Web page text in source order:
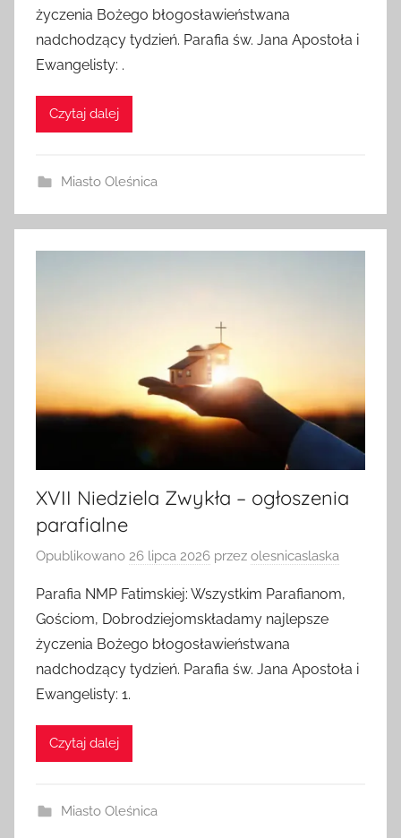
życzenia Bożego błogosławieństwana
nadchodzący tydzień. Parafia św. Jana Apostoła i
Ewangelisty: .
Czytaj dalej
Miasto Oleśnica
XVII Niedziela Zwykła – ogłoszenia
parafialne
Opublikowano 26 lipca 2026 przez olesnicaslaska
Parafia NMP Fatimskiej: Wszystkim Parafianom,
Gościom, Dobrodziejomskładamy najlepsze
życzenia Bożego błogosławieństwana
nadchodzący tydzień. Parafia św. Jana Apostoła i
Ewangelisty: 1.
Czytaj dalej
Miasto Oleśnica